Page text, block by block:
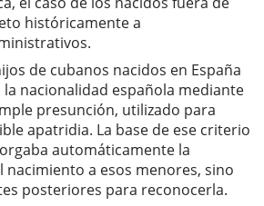
históricamente a
de cubanos nacidos en España
nacionalidad española mediante
presunción, utilizado para
apatridia. La base de ese criterio
automáticamente la
nacimiento a esos menores, sino
posteriores para reconocerla.